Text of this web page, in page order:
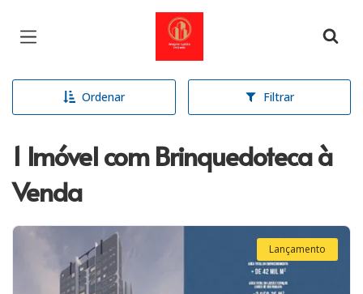
Página inicial
Ordenar Filtrar
1 Imóvel com Brinquedoteca à
Venda
Lançamento